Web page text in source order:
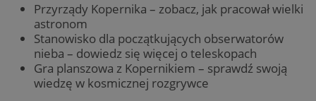
Przyrządy Kopernika – zobacz, jak pracował wielki
astronom
Stanowisko dla początkujących obserwatorów
nieba – dowiedz się więcej o teleskopach
Gra planszowa z Kopernikiem – sprawdź swoją
wiedzę w kosmicznej rozgrywce